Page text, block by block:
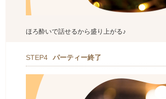
ほろ酔いで話せるから盛り上がる♪
STEP4 パーティー終了